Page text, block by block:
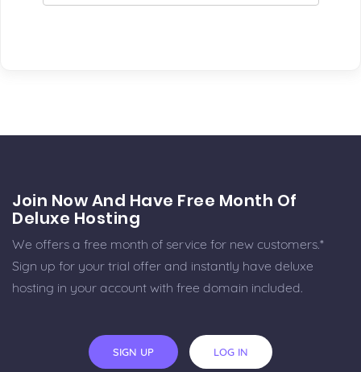
Join Now And Have Free Month Of
Deluxe Hosting
We offers a free month of service for new customers.*
Sign up for your trial offer and instantly have deluxe
hosting in your account with free domain included.
SIGN UP LOG IN